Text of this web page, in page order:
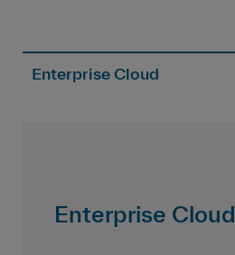
Enterprise Cloud
Enterprise Cloud